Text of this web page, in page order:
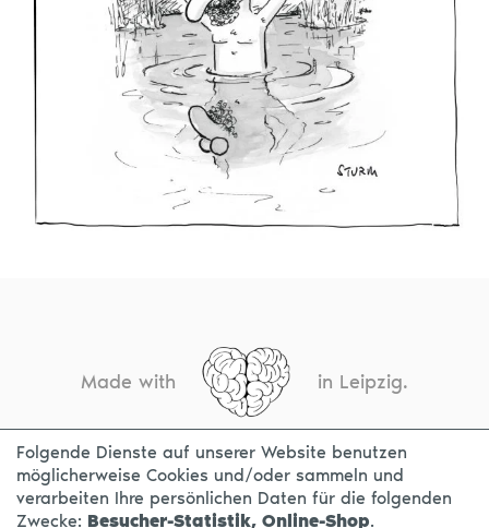
Made with in Leipzig.
KONTAKT IMPRESSUM DATENSCHUTZ
Folgende Dienste auf unserer Website benutzen
möglicherweise Cookies und/oder sammeln und
verarbeiten Ihre persönlichen Daten für die folgenden
Zwecke: Besucher-Statistik, Online-Shop.